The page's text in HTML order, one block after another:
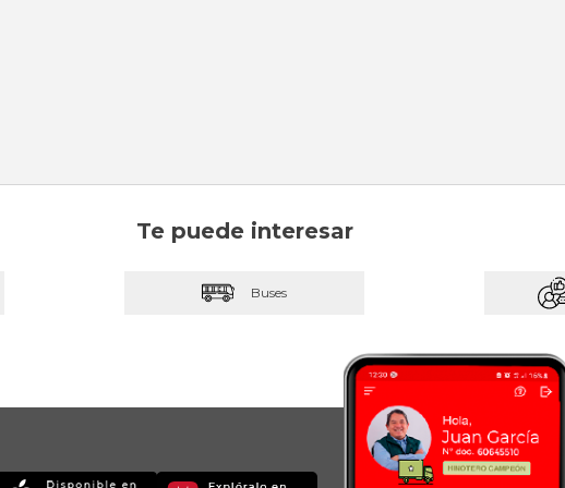
Te puede interesar
Buses
Imagen